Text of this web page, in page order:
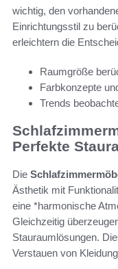
wichtig, den
Einrichtungsstil zu
erleichtern die
Raumgröße
Farbkonzepte
Trends
Perfekte
Die
Ästhetik mit
eine *harmonische
Gleichzeitig
Stauraumlösungen.
Verstauen von